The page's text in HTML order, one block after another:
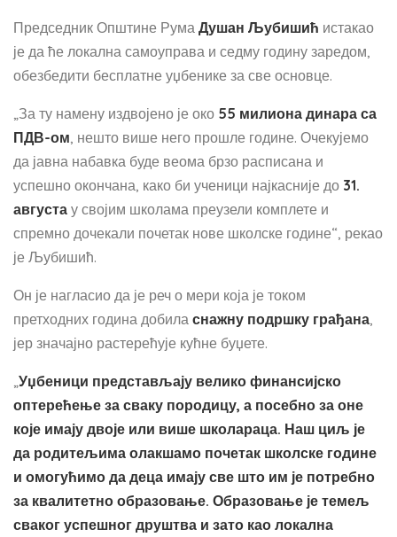
Председник Општине Рума Душан Љубишић истакао
је да ће локална самоуправа и седму годину заредом,
обезбедити бесплатне уџбенике за све основце.
„За ту намену издвојено је око 55 милиона динара са
ПДВ-ом, нешто више него прошле године. Очекујемо
да јавна набавка буде веома брзо расписана и
успешно окончана, како би ученици најкасније до 31.
августа у својим школама преузели комплете и
спремно дочекали почетак нове школске године“, рекао
је Љубишић.
Он је нагласио да је реч о мери која је током
претходних година добила снажну подршку грађана,
јер значајно растерећује кућне буџете.
„Уџбеници представљају велико финансијско
оптерећење за сваку породицу, а посебно за оне
које имају двоје или више школараца. Наш циљ је
да родитељима олакшамо почетак школске године
и омогућимо да деца имају све што им је потребно
за квалитетно образовање. Образовање је темељ
сваког успешног друштва и зато као локална